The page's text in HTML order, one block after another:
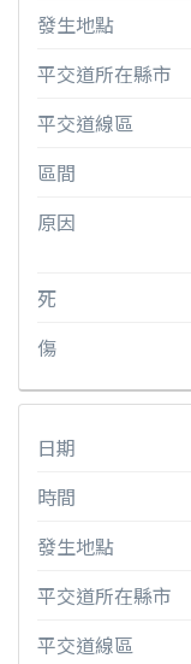
發生地點
平交道所在縣市
平交道線區
區間
原因
死
傷
日期
時間
發生地點
平交道所在縣市
平交道線區